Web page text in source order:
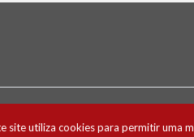
site utiliza cookies para permitir uma